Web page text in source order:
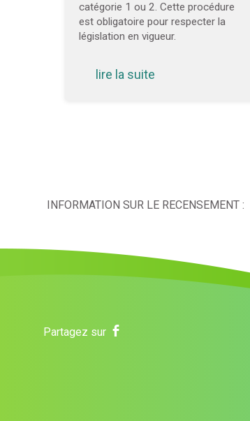
catégorie 1 ou 2. Cette procédure
est obligatoire pour respecter la
législation en vigueur.
lire la suite
INFORMATION SUR LE RECENSEMENT :